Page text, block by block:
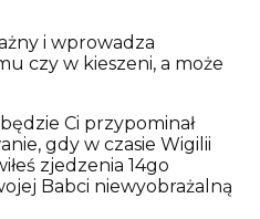
i wprowadza
czy w kieszeni, a może
Ci przypominał
gdy w czasie Wigilii
zjedzenia 14go
Babci niewyobrażalną